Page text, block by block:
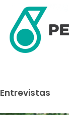
Entrevistas